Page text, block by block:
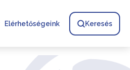
Elérhetőségeink Keresés